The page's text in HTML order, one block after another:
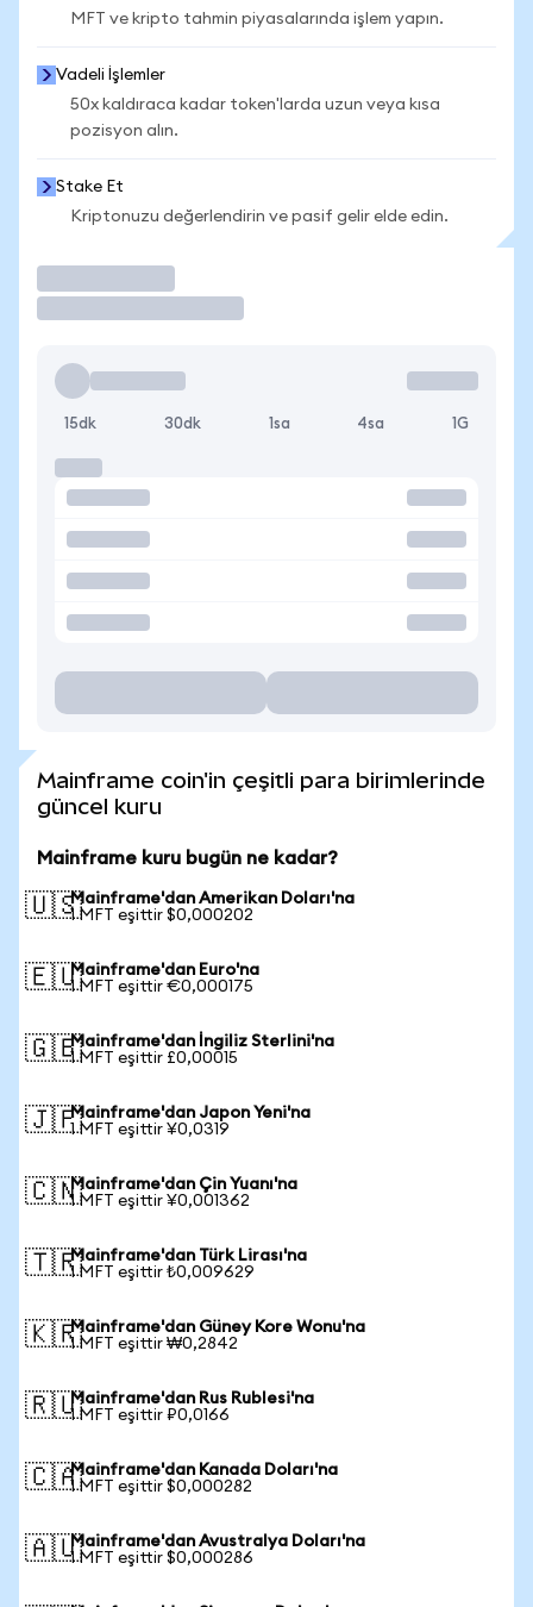
MFT ve kripto tahmin piyasalarında işlem yapın.
Vadeli İşlemler
50x kaldıraca kadar token'larda uzun veya kısa
pozisyon alın.
Stake Et
Kriptonuzu değerlendirin ve pasif gelir elde edin.
15dk 30dk 1sa 4sa 1G
Mainframe coin'in çeşitli para birimlerinde
güncel kuru
Mainframe kuru bugün ne kadar?
🇺🇸Mainframe'dan Amerikan Doları'na
1 MFT eşittir $0,000202
🇪🇺Mainframe'dan Euro'na
1 MFT eşittir €0,000175
🇬🇧Mainframe'dan İngiliz Sterlini'na
1 MFT eşittir £0,00015
🇯🇵Mainframe'dan Japon Yeni'na
1 MFT eşittir ¥0,0319
🇨🇳Mainframe'dan Çin Yuanı'na
1 MFT eşittir ¥0,001362
🇹🇷Mainframe'dan Türk Lirası'na
1 MFT eşittir ₺0,009629
🇰🇷Mainframe'dan Güney Kore Wonu'na
1 MFT eşittir ₩0,2842
🇷🇺Mainframe'dan Rus Rublesi'na
1 MFT eşittir ₽0,0166
🇨🇦Mainframe'dan Kanada Doları'na
1 MFT eşittir $0,000282
🇦🇺Mainframe'dan Avustralya Doları'na
1 MFT eşittir $0,000286